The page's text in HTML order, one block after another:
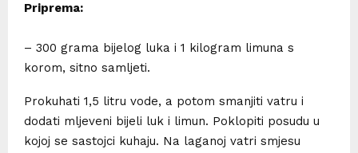
Priprema:
– 300 grama bijelog luka i 1 kilogram limuna s
korom, sitno samljeti.
Prokuhati 1,5 litru vode, a potom smanjiti vatru i
dodati mljeveni bijeli luk i limun. Poklopiti posudu u
kojoj se sastojci kuhaju. Na laganoj vatri smjesu